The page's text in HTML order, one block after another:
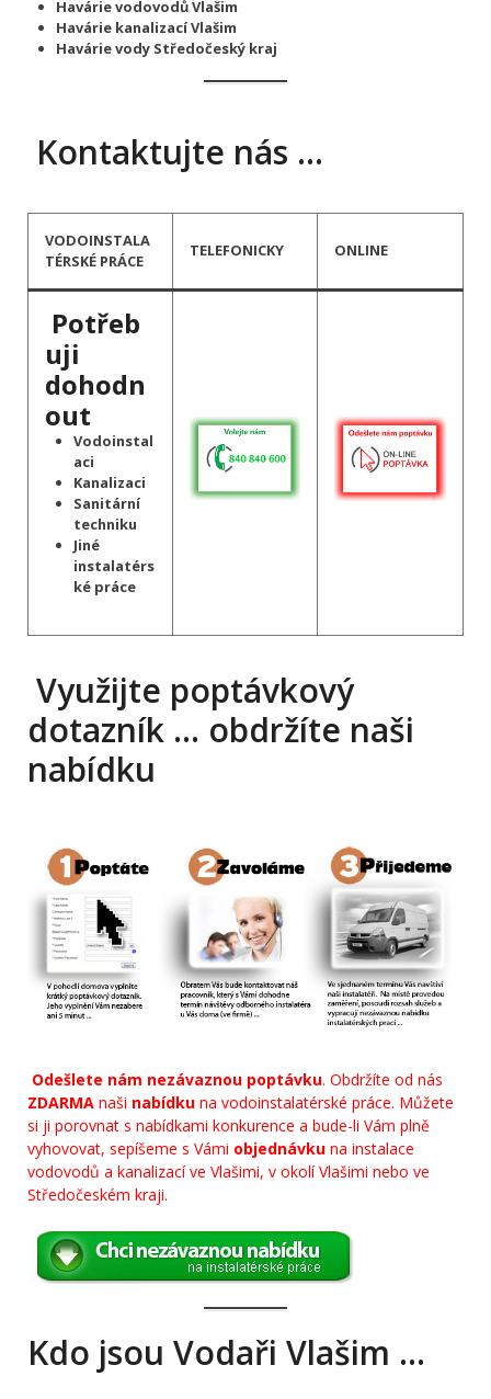
Havárie vodovodů Vlašim
Havárie kanalizací Vlašim
Havárie vody Středočeský kraj
Kontaktujte nás …
VODOINSTALA
TÉRSKÉ PRÁCE
TELEFONICKY ONLINE
Potřeb
uji
dohodn
out
Vodoinstal
aci
Kanalizaci
Sanitární
techniku
Jiné
instalatérs
ké práce
Využijte poptávkový
dotazník … obdržíte naši
nabídku
Odešlete nám nezávaznou poptávku. Obdržíte od nás
ZDARMA naši nabídku na vodoinstalatérské práce. Můžete
si ji porovnat s nabídkami konkurence a bude-li Vám plně
vyhovovat, sepíšeme s Vámi objednávku na instalace
vodovodů a kanalizací ve Vlašimi, v okolí Vlašimi nebo ve
Středočeském kraji.
Kdo jsou Vodaři Vlašim …